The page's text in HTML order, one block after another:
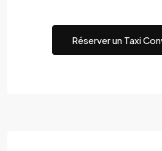
Réserver un Taxi